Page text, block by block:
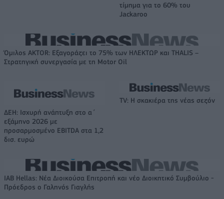
τίμημα για το 60% του
Jackaroo
Όμιλος AKTOR: Εξαγοράζει το 75% των ΗΛΕΚΤΩΡ και THALIS –
Στρατηγική συνεργασία με τη Motor Oil
ΔΕΗ: Ισχυρή ανάπτυξη στο α΄
εξάμηνο 2026 με
προσαρμοσμένο EBITDA στα 1,2
δισ. ευρώ
TV: Η σκακιέρα της νέας σεζόν
IAB Hellas: Νέα Διοικούσα Επιτροπή και νέο Διοικητικό Συμβούλιο -
Πρόεδρος ο Γαληνός Γιαγλής